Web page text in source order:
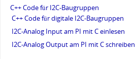
C++ Code für I2C-Baugruppen
C++ Code für digitale I2C-Baugruppen
I2C-Analog Input am PI mit C einlesen
I2C-Analog Output am PI mit C schreiben